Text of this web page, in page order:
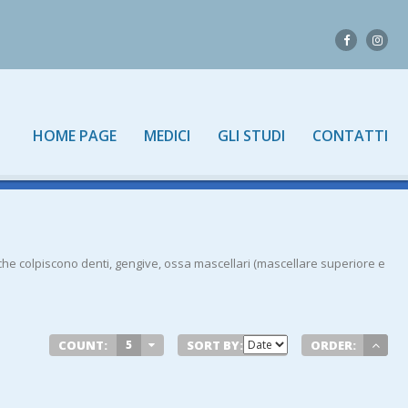
HOME PAGE MEDICI GLI STUDI CONTATTI
colpiscono denti, gengive, ossa mascellari (mascellare superiore e
COUNT: 5 SORT BY: ORDER: